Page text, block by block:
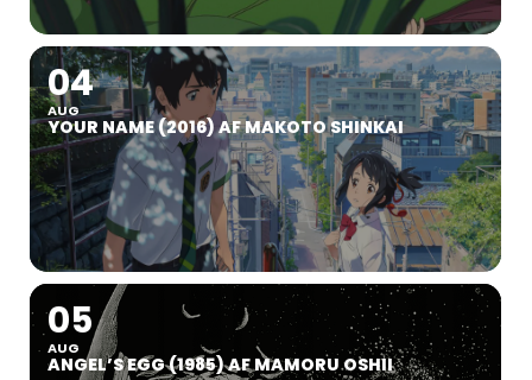
04
AUG
YOUR NAME (2016) AF MAKOTO SHINKAI
05
AUG
ANGEL’S EGG (1985) AF MAMORU OSHII